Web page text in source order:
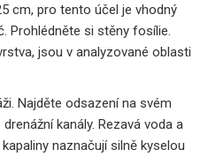
cm, pro tento účel je vhodný
Prohlédněte si stěny fosílie.
jsou v analyzované oblasti
Najděte odsazení na svém
kanály. Rezavá voda a
naznačují silně kyselou